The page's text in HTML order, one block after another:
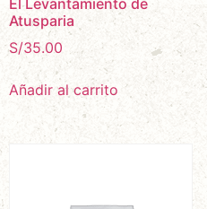
Atusparia
S/35.00
Añadir al carrito